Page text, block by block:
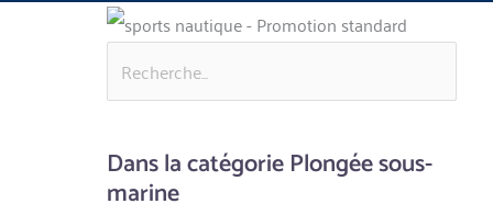
Dans la catégorie Plongée sous-
marine